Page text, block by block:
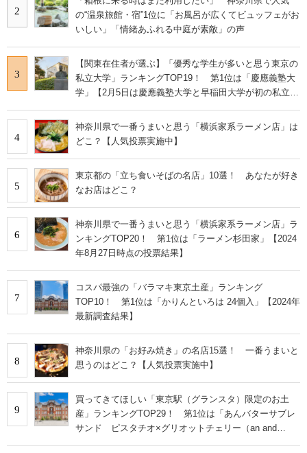
2
の“温泉旅館・宿”1位に「お風呂が広くてビュッフェがお
いしい」「情緒あふれる中庭が素敵」の声
3
【関東在住者が選ぶ】「優秀な学生が多いと思う東京の
私立大学」ランキングTOP19！ 第1位は「慶應義塾大
学」【2月5日は慶應義塾大学と早稲田大学が初の私立大
4
神奈川県で一番うまいと思う「横浜家系ラーメン店」は
どこ？【人気投票実施中】
5
東京都の「立ち食いそばの名店」10選！ あなたが好き
なお店はどこ？
6
神奈川県で一番うまいと思う「横浜家系ラーメン店」ラ
ンキングTOP20！ 第1位は「ラーメン杉田家」【2024
年8月27日時点の投票結果】
7
コスパ最強の「バラマキ東京土産」ランキング
TOP10！ 第1位は「かりんといろは 24個入」【2024年
最新調査結果】
8
神奈川県の「お好み焼き」の名店15選！ 一番うまいと
思うのはどこ？【人気投票実施中】
9
買ってきてほしい「東京駅（グランスタ）限定のお土
産」ランキングTOP29！ 第1位は「あんバターサブレ
サンド ピスタチオ×グリオットチェリー（an and